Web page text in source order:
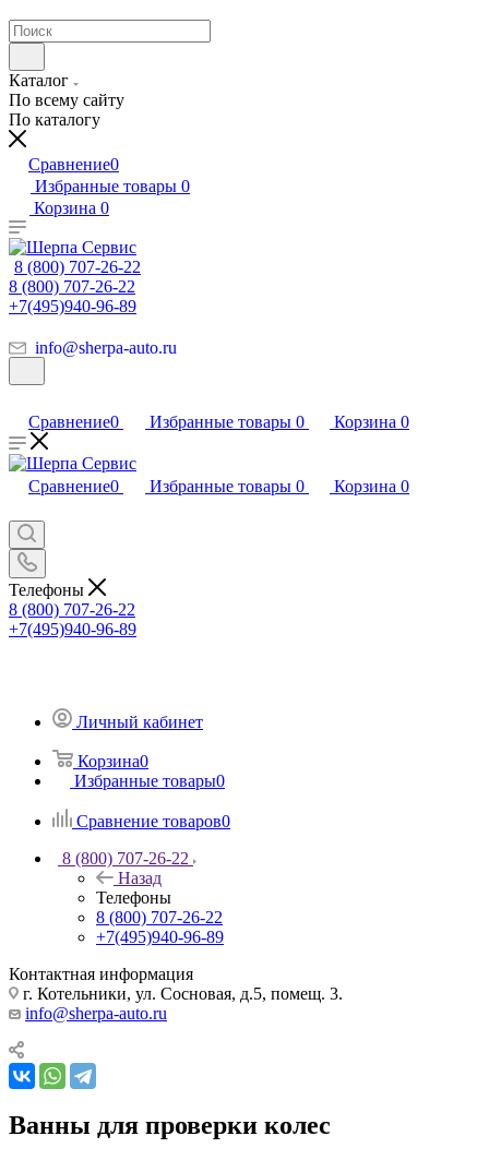
Каталог
По всему сайту
По каталогу
Сравнение0
Избранные товары 0
Корзина 0
8 (800) 707-26-22
8 (800) 707-26-22
+7(495)940-96-89
info@sherpa-auto.ru
Сравнение0 Избранные товары 0 Корзина 0
Сравнение0 Избранные товары 0 Корзина 0
Телефоны
8 (800) 707-26-22
+7(495)940-96-89
Личный кабинет
Корзина0
Избранные товары0
Сравнение товаров0
8 (800) 707-26-22
Назад
Телефоны
8 (800) 707-26-22
+7(495)940-96-89
Контактная информация
г. Котельники, ул. Сосновая, д.5, помещ. 3.
info@sherpa-auto.ru
Ванны для проверки колес